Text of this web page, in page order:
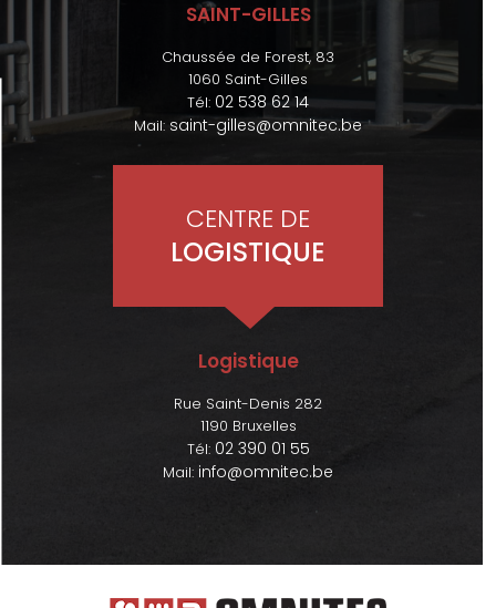
SAINT-GILLES
Chaussée de Forest, 83
1060 Saint-Gilles
Tél: 02 538 62 14
Mail: saint-gilles@omnitec.be
CENTRE DE
LOGISTIQUE
Logistique
Rue Saint-Denis 282
1190 Bruxelles
Tél: 02 390 01 55
Mail: info@omnitec.be